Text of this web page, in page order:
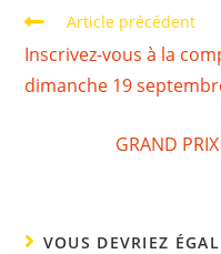
Article précédent
Inscrivez-vous à la
dimanche 19
GRAND
VOUS DEVRIEZ